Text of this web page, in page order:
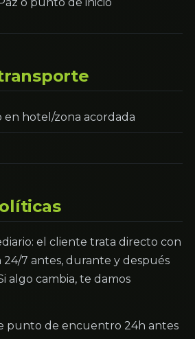
hotel/zona acordada
el cliente trata directo con
24/7 antes, durante y después
algo cambia, te damos
punto de encuentro 24h antes